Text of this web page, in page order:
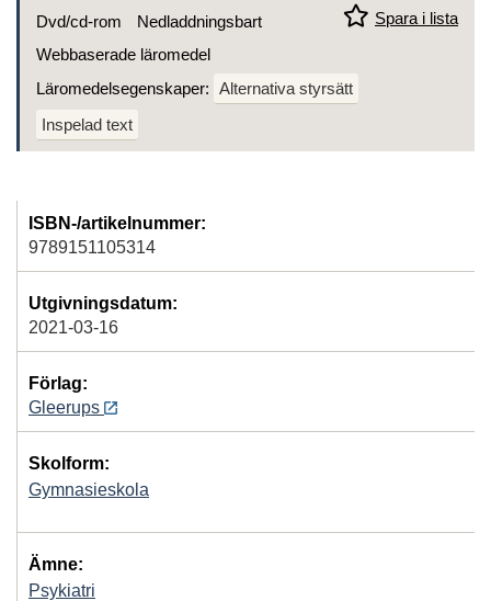
Spara i lista
Dvd/cd-rom
Nedladdningsbart
Webbaserade läromedel
Läromedelsegenskaper: Alternativa styrsätt
Inspelad text
ISBN-/artikelnummer:
9789151105314
Utgivningsdatum:
2021-03-16
Förlag:
Gleerups
Skolform:
Gymnasieskola
Ämne:
Psykiatri